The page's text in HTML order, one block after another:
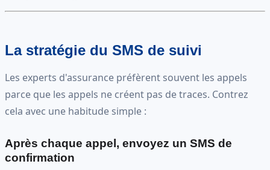
La stratégie du SMS de suivi
Les experts d'assurance préfèrent souvent les appels
parce que les appels ne créent pas de traces. Contrez
cela avec une habitude simple :
Après chaque appel, envoyez un SMS de
confirmation